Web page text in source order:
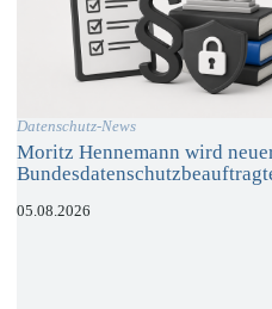
Datenschutz-News
Moritz Hennemann wird
05.08.2026